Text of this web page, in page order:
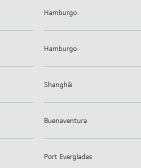
Hamburgo
Hamburgo
Shanghái
Buenaventura
Port Everglades